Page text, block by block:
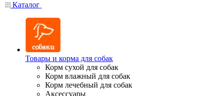
Каталог
Товары и корма для собак
Корм сухой для собак
Корм влажный для собак
Корм лечебный для собак
Аксессуары